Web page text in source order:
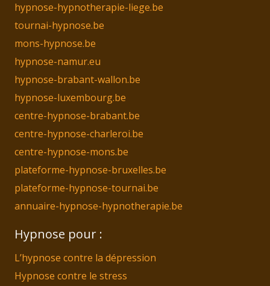
hypnose-hypnotherapie-liege.be
tournai-hypnose.be
mons-hypnose.be
hypnose-namur.eu
hypnose-brabant-wallon.be
hypnose-luxembourg.be
centre-hypnose-brabant.be
centre-hypnose-charleroi.be
centre-hypnose-mons.be
plateforme-hypnose-bruxelles.be
plateforme-hypnose-tournai.be
annuaire-hypnose-hypnotherapie.be
Hypnose pour :
L’hypnose contre la dépression
Hypnose contre le stress